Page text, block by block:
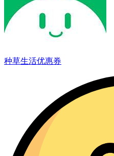
种草生活优惠券